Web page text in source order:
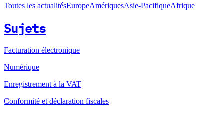
Toutes les actualitésEuropeAmériquesAsie-PacifiqueAfrique
Sujets
Facturation électronique
Numérique
Enregistrement à la VAT
Conformité et déclaration fiscales